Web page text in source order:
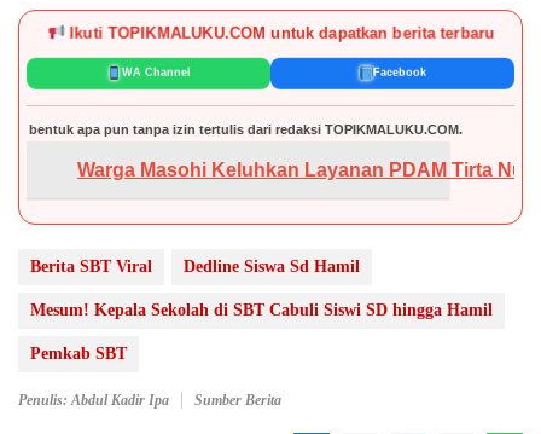
Ikuti TOPIKMALUKU.COM untuk dapatkan berita terbaru
WA Channel Facebook
tanpa izin tertulis dari redaksi TOPIKMALUKU.COM.
Layanan PDAM Tirta Nusa Ina Buruk: Dua
Berita SBT Viral Dedline Siswa Sd Hamil
Mesum! Kepala Sekolah di SBT Cabuli Siswi SD hingga Hamil
Pemkab SBT
Penulis: Abdul Kadir Ipa Sumber Berita